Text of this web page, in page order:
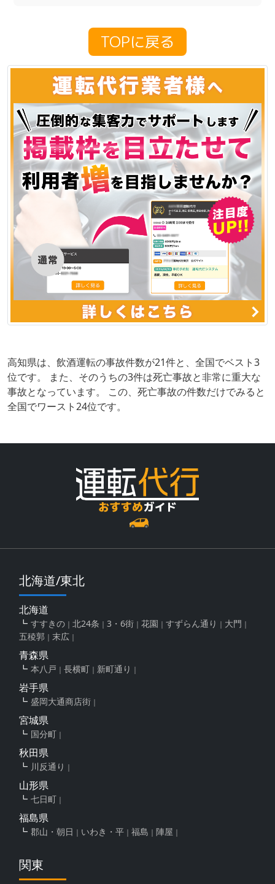
TOPに戻る
高知県は、飲酒運転の事故件数が21件と、全国でベスト3
位です。 また、そのうちの3件は死亡事故と非常に重大な
事故となっています。 この、死亡事故の件数だけでみると
全国でワースト24位です。
北海道/東北
北海道
すすきの 北24条 3・6街 花園 すずらん通り
大門
五稜郭
末広
青森県
本八戸 長横町 新町通り
岩手県
盛岡大通商店街
宮城県
国分町
秋田県
川反通り
山形県
七日町
福島県
郡山・朝日 いわき・平 福島 陣屋
関東